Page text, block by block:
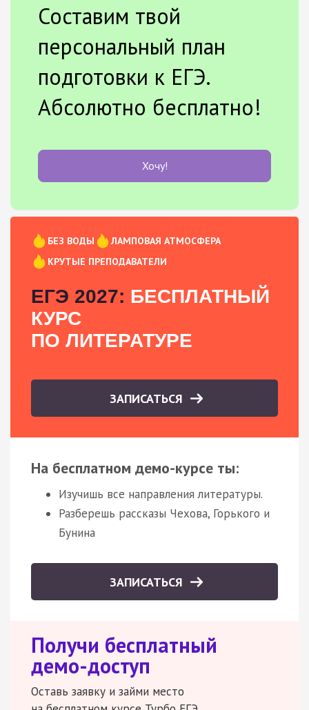
Составим твой
персональный план
подготовки к ЕГЭ.
Абсолютно бесплатно!
Хочу!
БЕЗ ВОДЫ
ЛАМПОВАЯ АТМОСФЕРА
КРУТЫЕ ПРЕПОДАВАТЕЛИ
ЕГЭ 2027: БЕСПЛАТНЫЙ
КУРС
ПО ЛИТЕРАТУРЕ
ЗАПИСАТЬСЯ
На бесплатном демо-курсе ты:
Изучишь все направления литературы.
Разберешь рассказы Чехова, Горького и
Бунина
ЗАПИСАТЬСЯ
Получи бесплатный
демо-доступ
Оставь заявку и займи место